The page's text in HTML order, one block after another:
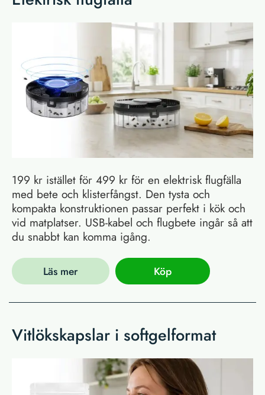
199 kr istället för 499 kr för en elektrisk flugfälla
med bete och klisterfångst. Den tysta och
kompakta konstruktionen passar perfekt i kök och
vid matplatser. USB-kabel och flugbete ingår så att
du snabbt kan komma igång.
Läs mer Köp
Vitlökskapslar i softgelformat